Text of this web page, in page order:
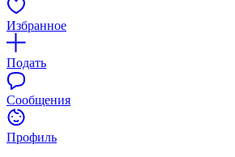
Избранное
Подать
Сообщения
Профиль